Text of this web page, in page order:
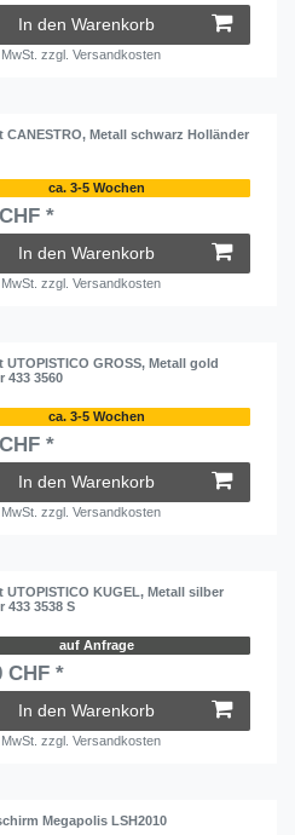
In den Warenkorb
zzgl.Versandkosten
CANESTRO, Metall schwarz Holländer
ca. 3-5 Wochen
*
In den Warenkorb
zzgl.Versandkosten
UTOPISTICO GROSS, Metall gold
433 3560
ca. 3-5 Wochen
*
In den Warenkorb
zzgl.Versandkosten
UTOPISTICO KUGEL, Metall silber
433 3538 S
auf Anfrage
CHF *
In den Warenkorb
zzgl.Versandkosten
Megapolis LSH2010